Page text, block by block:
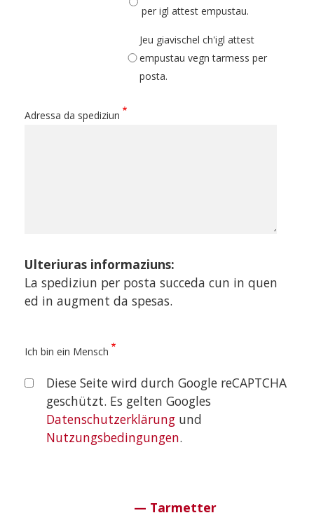
per igl attest empustau.
Jeu giavischel ch'igl attest
empustau vegn tarmess per
posta.
Adressa da spediziun
Ulteriuras informaziuns:
La spediziun per posta succeda cun in quen
ed in augment da spesas.
Ich bin ein Mensch
Diese Seite wird durch Google reCAPTCHA
geschützt. Es gelten Googles
Datenschutzerklärungund
Nutzungsbedingungen.